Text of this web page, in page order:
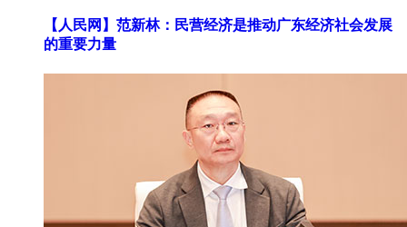
【人民网】 范新林：民营经济是推动广东经济社会发展
的重要力量